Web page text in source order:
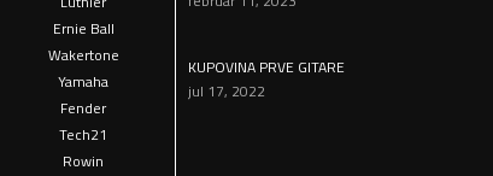
Ernie Ball
Wakertone
Yamaha
Fender
Tech21
Rowin
KUPOVINA PRVE GITARE
jul 17, 2022